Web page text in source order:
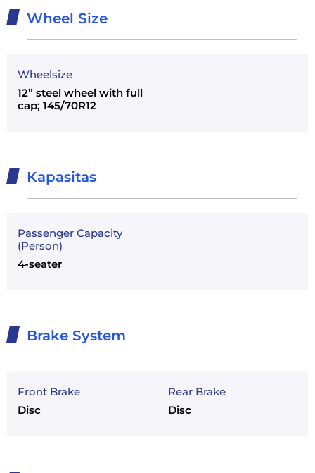
Wheel Size
Wheelsize
12” steel wheel with full
cap; 145/70R12
Kapasitas
Passenger Capacity
(Person)
4-seater
Brake System
Front Brake
Disc
Rear Brake
Disc